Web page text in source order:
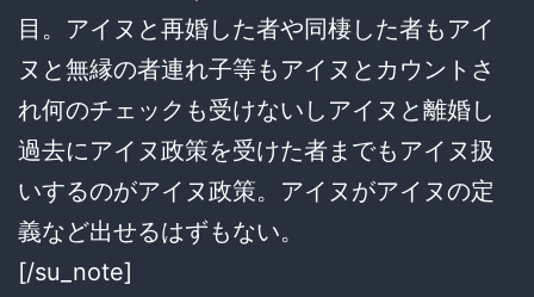
目。アイヌと再婚した者や同棲した者もアイ
ヌと無縁の者連れ子等もアイヌとカウントさ
れ何のチェックも受けないしアイヌと離婚し
過去にアイヌ政策を受けた者までもアイヌ扱
いするのがアイヌ政策。アイヌがアイヌの定
義など出せるはずもない。
[/su_note]